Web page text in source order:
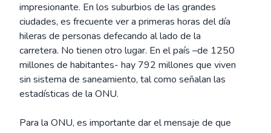
impresionante. En los suburbios de las grandes
ciudades, es frecuente ver a primeras horas del día
hileras de personas defecando al lado de la
carretera. No tienen otro lugar. En el país –de 1250
millones de habitantes- hay 792 millones que viven
sin sistema de saneamiento, tal como señalan las
estadísticas de la ONU.
Para la ONU, es importante dar el mensaje de que